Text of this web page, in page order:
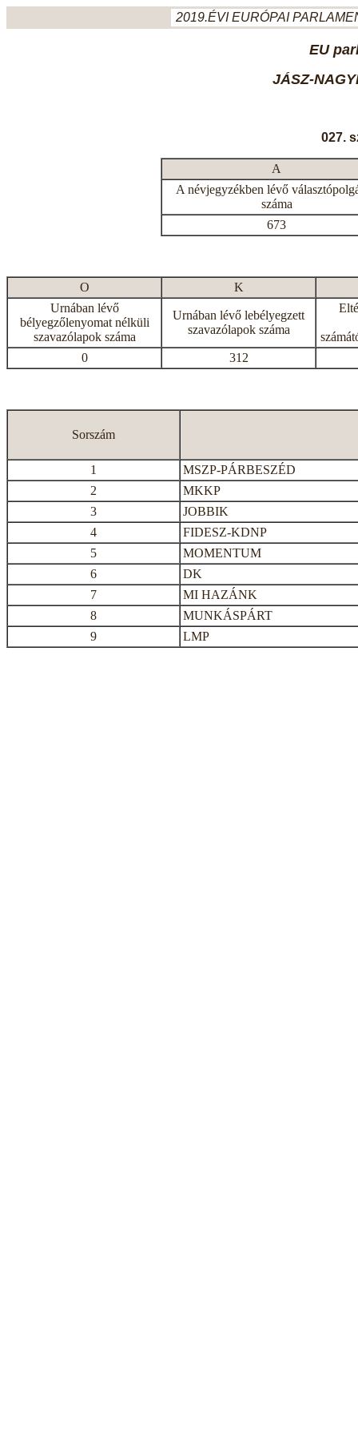
2019.ÉVI EURÓPAI
EU
JÁSZ-
027.
A
A névjegyzékben lévő
száma
673
O
K
Urnában lévő
bélyegzőlenyomat nélküli
szavazólapok száma
Urnában lévő lebélyegzett
szavazólapok száma
0
312
Sorszám
1
MSZP-PÁRBESZÉD
2
MKKP
3
JOBBIK
4
FIDESZ-KDNP
5
MOMENTUM
6
DK
7
MI HAZÁNK
8
MUNKÁSPÁRT
9
LMP